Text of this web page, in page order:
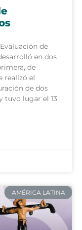
de
en dos
de
realizó el
de dos
tuvo lugar el 13
AMÉRICA LATINA